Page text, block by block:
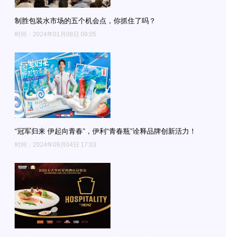
制胜包装水市场的五个机会点，你抓住了吗？
时间：2024年01月08日 09:05
“冠军归来 伊起向青春”，伊利“青春瓶”诠释品牌创新活力！
时间：2024年09月04日 17:03